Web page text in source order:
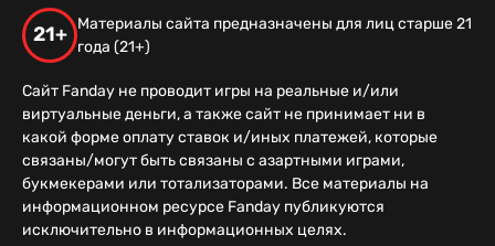
21+
Материалы сайта предназначены для лиц старше 21
года (21+)
Сайт Fanday не проводит игры на реальные и/или
виртуальные деньги, а также сайт не принимает ни в
какой форме оплату ставок и/иных платежей, которые
связаны/могут быть связаны с азартными играми,
букмекерами или тотализаторами. Все материалы на
информационном ресурсе Fanday публикуются
исключительно в информационных целях.